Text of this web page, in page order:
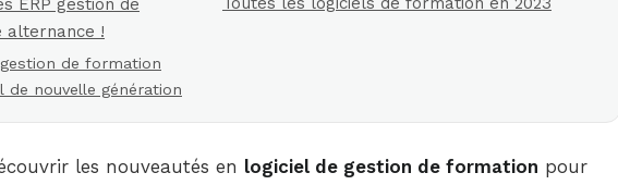
ERP gestion de
!
de formation
de nouvelle génération
les nouveautés en logiciel de gestion de formation pour